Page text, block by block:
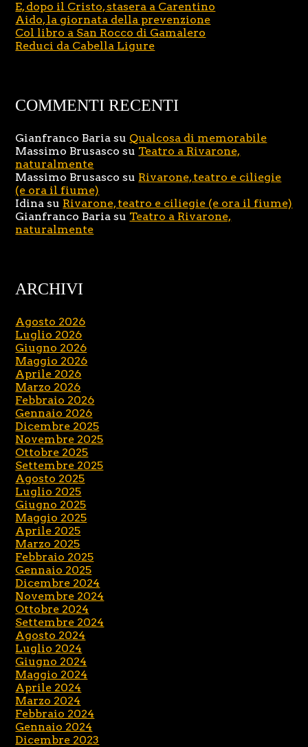
E, dopo il Cristo, stasera a Carentino
Aido, la giornata della prevenzione
Col libro a San Rocco di Gamalero
Reduci da Cabella Ligure
COMMENTI RECENTI
Gianfranco Baria su Qualcosa di memorabile
Massimo Brusasco su Teatro a Rivarone,
naturalmente
Massimo Brusasco su Rivarone, teatro e ciliegie
(e ora il fiume)
Idina su Rivarone, teatro e ciliegie (e ora il fiume)
Gianfranco Baria su Teatro a Rivarone,
naturalmente
ARCHIVI
Agosto 2026
Luglio 2026
Giugno 2026
Maggio 2026
Aprile 2026
Marzo 2026
Febbraio 2026
Gennaio 2026
Dicembre 2025
Novembre 2025
Ottobre 2025
Settembre 2025
Agosto 2025
Luglio 2025
Giugno 2025
Maggio 2025
Aprile 2025
Marzo 2025
Febbraio 2025
Gennaio 2025
Dicembre 2024
Novembre 2024
Ottobre 2024
Settembre 2024
Agosto 2024
Luglio 2024
Giugno 2024
Maggio 2024
Aprile 2024
Marzo 2024
Febbraio 2024
Gennaio 2024
Dicembre 2023